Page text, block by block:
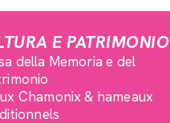
E PATRIMONIO
della Memoria e del
Chamonix & hameaux